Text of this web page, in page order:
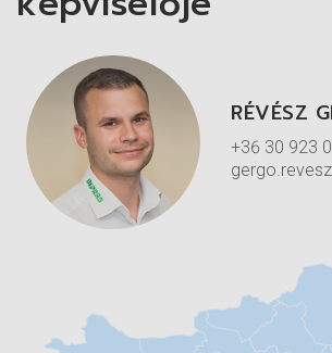
RÉVÉSZ
+36 30 923